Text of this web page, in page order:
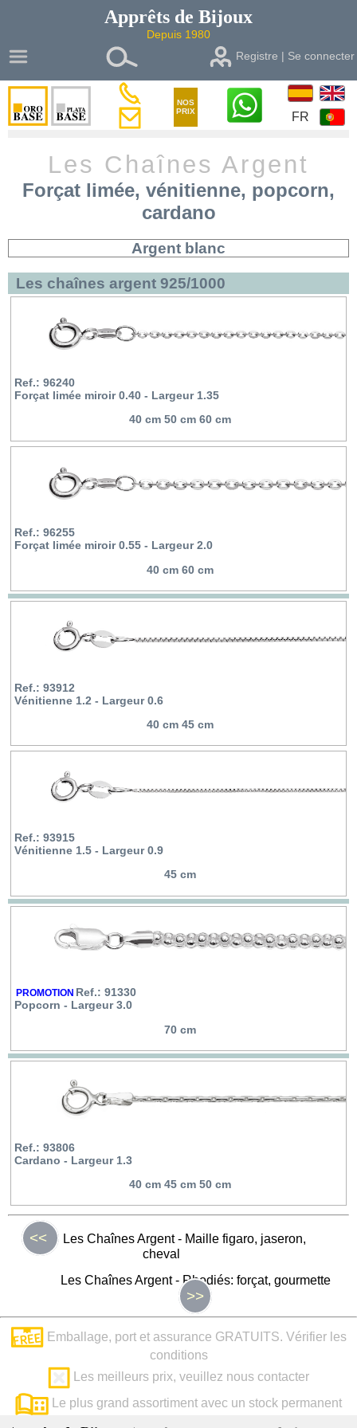
Apprêts de Bijoux
Depuis 1980
Registre | Se connecter
NOS
PRIX
FR
Les Chaînes Argent
Forçat limée, vénitienne, popcorn,
cardano
Argent blanc
Les chaînes argent 925/1000
Ref.: 96240
Forçat limée miroir 0.40 - Largeur 1.35
40 cm 50 cm 60 cm
Ref.: 96255
Forçat limée miroir 0.55 - Largeur 2.0
40 cm 60 cm
Ref.: 93912
Vénitienne 1.2 - Largeur 0.6
40 cm 45 cm
Ref.: 93915
Vénitienne 1.5 - Largeur 0.9
45 cm
PROMOTION Ref.: 91330
Popcorn - Largeur 3.0
70 cm
Ref.: 93806
Cardano - Largeur 1.3
40 cm 45 cm 50 cm
<<
Les Chaînes Argent - Maille figaro, jaseron,
cheval
Les Chaînes Argent - Rhodiés: forçat, gourmette
>>
Emballage, port et assurance GRATUITS. Vérifier les
conditions
Les meilleurs prix, veuillez nous contacter
Le plus grand assortiment avec un stock permanent